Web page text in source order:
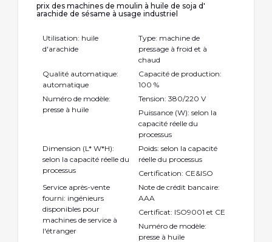
prix des machines de moulin à huile de soja d'
arachide de sésame à usage industriel
Utilisation: huile
d'arachide
Type: machine de
pressage à froid et à
chaud
Qualité automatique:
automatique
Capacité de production:
100 %
Numéro de modèle:
presse à huile
Tension: 380/220 V
Puissance (W): selon la
capacité réelle du
processus
Dimension (L* W*H):
selon la capacité réelle du
processus
Poids: selon la capacité
réelle du processus
Certification: CE&ISO
Service après-vente
fourni: ingénieurs
disponibles pour
machines de service à
l'étranger
Note de crédit bancaire:
AAA
Certificat: ISO9001 et CE
Numéro de modèle:
presse à huile